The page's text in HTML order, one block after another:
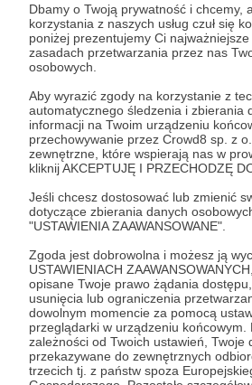
Dbamy o Twoją prywatność i chcemy,
korzystania z naszych usług czuł się
poniżej prezentujemy Ci
zasadach przetwarzania przez nas
osobowych.
Aby wyrazić zgody na korzystanie z
automatycznego śledzenia i zbierania
informacji na Twoim urządzeniu
przechowywanie przez Crowd8 sp. z
zewnętrzne, które wspierają nas w
kliknij AKCEPTUJĘ I PRZECHODZĘ
Jeśli chcesz dostosować lub zmienić
dotyczące zbierania danych
"USTAWIENIA ZAAWANSOWANE".
Zgoda jest dobrowolna i możesz ją
USTAWIENIACH
opisane Twoje prawo żądania
usunięcia lub ograniczenia
dowolnym momencie za pomocą
przeglądarki w urządzeniu końcowym.
zależności od Twoich ustawień, Twoje
przekazywane do zewnętrznych
trzecich tj. z państw spoza
Użytkownik
3 dni temu
Komentarz użytkownika
Zostań
Dołącz do grona
Wesprzyj działalność Autora